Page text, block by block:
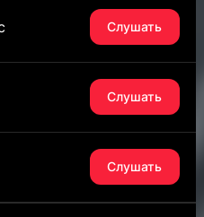
Слушать
Слушать
Слушать